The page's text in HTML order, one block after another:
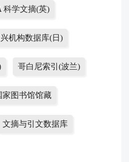
科学文摘(英)
机构数据库(日)
哥白尼索引(波兰)
家图书馆馆藏
文摘与引文数据库